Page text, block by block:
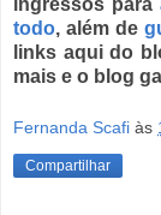
todo, além de
links aqui do
mais e o blog
Fernanda Scafi às
Compartilhar